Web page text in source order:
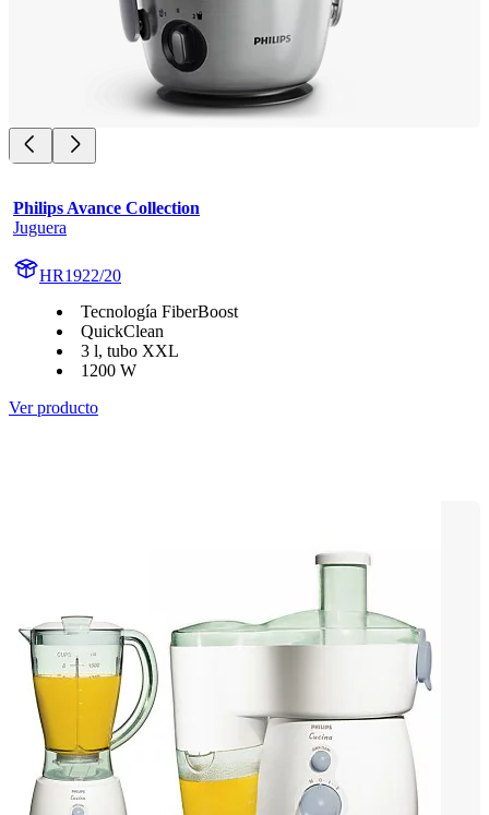
Philips Avance Collection
Juguera
HR1922/20
Tecnología FiberBoost
QuickClean
3 l, tubo XXL
1200 W
Ver producto